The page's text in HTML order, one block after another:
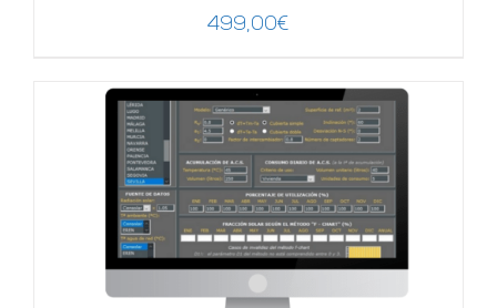
499,00€